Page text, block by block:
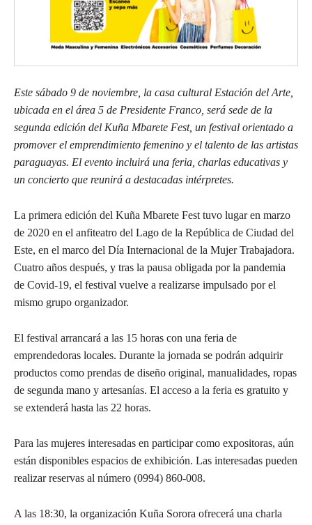
Este sábado 9 de noviembre, la casa cultural Estación del Arte,
ubicada en el área 5 de Presidente Franco, será sede de la
segunda edición del Kuña Mbarete Fest, un festival orientado a
promover el emprendimiento femenino y el talento de las artistas
paraguayas. El evento incluirá una feria, charlas educativas y
un concierto que reunirá a destacadas intérpretes.
La primera edición del Kuña Mbarete Fest tuvo lugar en marzo
de 2020 en el anfiteatro del Lago de la República de Ciudad del
Este, en el marco del Día Internacional de la Mujer Trabajadora.
Cuatro años después, y tras la pausa obligada por la pandemia
de Covid-19, el festival vuelve a realizarse impulsado por el
mismo grupo organizador.
El festival arrancará a las 15 horas con una feria de
emprendedoras locales. Durante la jornada se podrán adquirir
productos como prendas de diseño original, manualidades, ropas
de segunda mano y artesanías. El acceso a la feria es gratuito y
se extenderá hasta las 22 horas.
Para las mujeres interesadas en participar como expositoras, aún
están disponibles espacios de exhibición. Las interesadas pueden
realizar reservas al número (0994) 860-008.
A las 18:30, la organización Kuña Sorora ofrecerá una charla